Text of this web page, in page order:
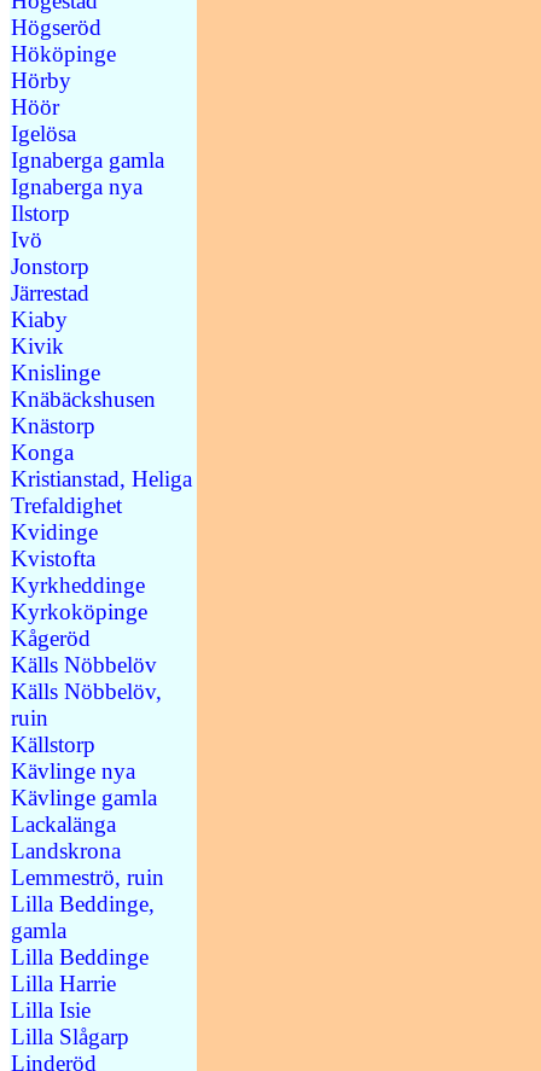
Högseröd
Hököpinge
Hörby
Höör
Igelösa
Ignaberga gamla
Ignaberga nya
Ilstorp
Ivö
Jonstorp
Järrestad
Kiaby
Kivik
Knislinge
Knäbäckshusen
Knästorp
Konga
Kristianstad, Heliga
Trefaldighet
Kvidinge
Kvistofta
Kyrkheddinge
Kyrkoköpinge
Kågeröd
Källs Nöbbelöv
Källs Nöbbelöv,
ruin
Källstorp
Kävlinge nya
Kävlinge gamla
Lackalänga
Landskrona
Lemmeströ, ruin
Lilla Beddinge,
gamla
Lilla Beddinge
Lilla Harrie
Lilla Isie
Lilla Slågarp
Linderöd